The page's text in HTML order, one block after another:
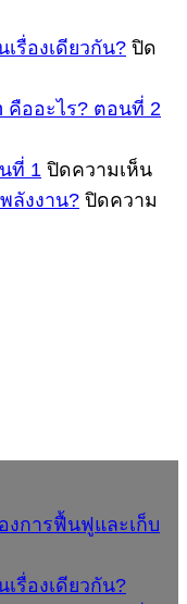
าน
天)
ดู
อง
งคั่ง
รื่องเดียวกัน? ปิด
คืออะไร? ตอนที่ 2
ที่ 1 ปิดความเห็นบน
การ
ลังงาน? ปิดความ
งการฟื้นฟูและเก็บ
รื่องเดียวกัน?